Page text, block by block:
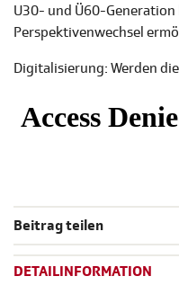
U30- und Ü60-Generation
Perspektivenwechsel
Digitalisierung: Werden
Beitrag teilen
DETAILINFORMATION